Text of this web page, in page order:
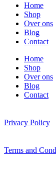
Home
Shop
Over ons
Blog
Contact
Home
Shop
Over ons
Blog
Contact
Privacy Policy
Terms and